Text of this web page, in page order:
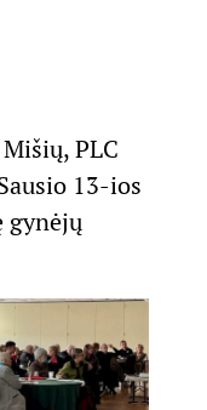
PLC
13-ios
gynėjų